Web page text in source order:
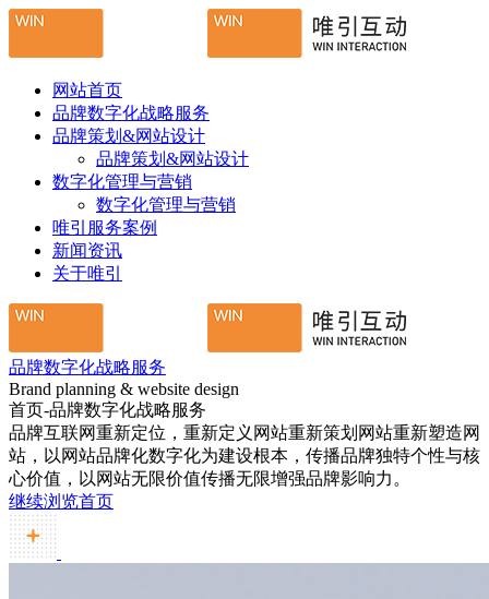
网站首页
品牌数字化战略服务
品牌策划&网站设计
品牌策划&网站设计
数字化管理与营销
数字化管理与营销
唯引服务案例
新闻资讯
关于唯引
品牌数字化战略服务
Brand planning & website design
首页-品牌数字化战略服务
品牌互联网重新定位，重新定义网站重新策划网站重新塑造网
站，以网站品牌化数字化为建设根本，传播品牌独特个性与核
心价值，以网站无限价值传播无限增强品牌影响力。
继续浏览首页